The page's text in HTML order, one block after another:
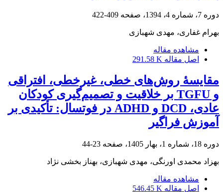
دوره 7، شماره 4، 1394، صفحه 409-422
بهرام غفاری، مهدی شهبازی
مشاهده مقاله
اصل مقاله 291.58 K
مقایسۀ روش‌های خطی، غیرخطی، افتراقی
و TGFU بر خلاقیت و تصمیم‌گیری کودکان
عادی، DCD و ADHD در فوتسال: تأکیدی بر
آموزش فراگیر
دوره 18، شماره 1، بهار 1405، صفحه 23-44
بهزاد محمدی اورنگی، مهدی شهبازی، بهناز بخشی نژاد
مشاهده مقاله
اصل مقاله 546.45 K